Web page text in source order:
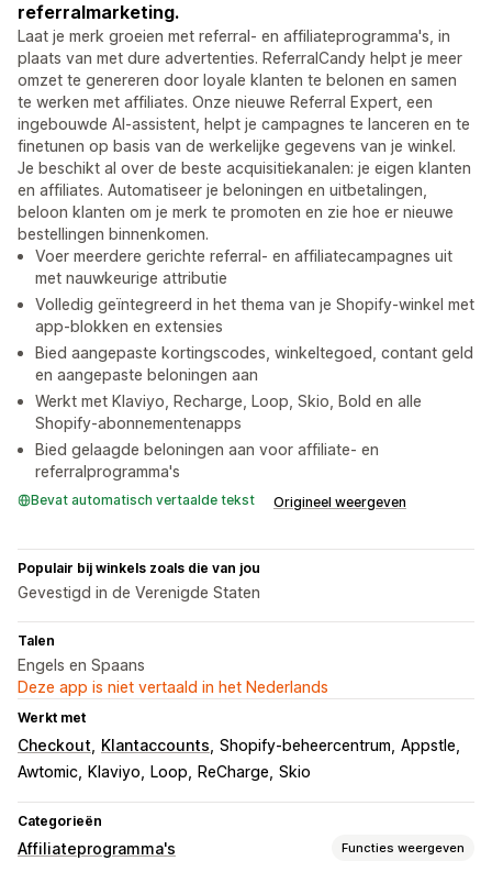
referralmarketing.
Laat je merk groeien met referral- en affiliateprogramma's, in
plaats van met dure advertenties. ReferralCandy helpt je meer
omzet te genereren door loyale klanten te belonen en samen
te werken met affiliates. Onze nieuwe Referral Expert, een
ingebouwde AI-assistent, helpt je campagnes te lanceren en te
finetunen op basis van de werkelijke gegevens van je winkel.
Je beschikt al over de beste acquisitiekanalen: je eigen klanten
en affiliates. Automatiseer je beloningen en uitbetalingen,
beloon klanten om je merk te promoten en zie hoe er nieuwe
bestellingen binnenkomen.
Voer meerdere gerichte referral- en affiliatecampagnes uit
met nauwkeurige attributie
Volledig geïntegreerd in het thema van je Shopify-winkel met
app-blokken en extensies
Bied aangepaste kortingscodes, winkeltegoed, contant geld
en aangepaste beloningen aan
Werkt met Klaviyo, Recharge, Loop, Skio, Bold en alle
Shopify-abonnementenapps
Bied gelaagde beloningen aan voor affiliate- en
referralprogramma's
Bevat automatisch vertaalde tekst Origineel weergeven
Populair bij winkels zoals die van jou
Gevestigd in de Verenigde Staten
Talen
Engels en Spaans
Deze app is niet vertaald in het Nederlands
Werkt met
Checkout Klantaccounts Shopify-beheercentrum Appstle
Awtomic
Klaviyo Loop ReCharge Skio
Categorieën
Affiliateprogramma's Functies weergeven